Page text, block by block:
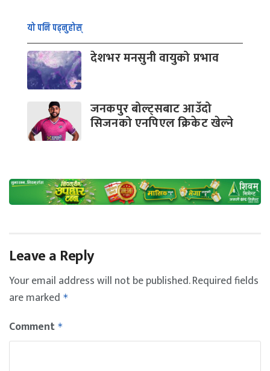
यो पनि पढ्नुहोस्
देशभर मनसुनी वायुको प्रभाव
जनकपुर बोल्ट्सबाट आउँदो
सिजनको एनपिएल क्रिकेट खेल्ने
Leave a Reply
Your email address will not be published.Required fields
are marked *
Comment *